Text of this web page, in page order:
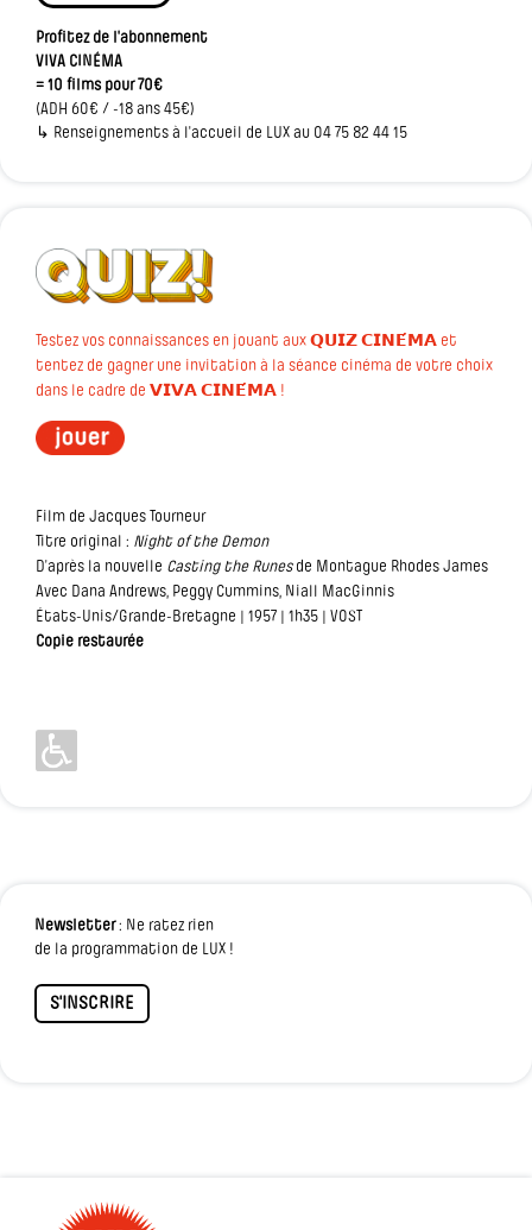
Profitez de l'abonnement
VIVA CINÉMA
= 10 films pour 70€
(ADH 60€ / -18 ans 45€)
↳ Renseignements à l'accueil de LUX au 04 75 82 44 15
Testez vos connaissances en jouant aux 𝗤𝗨𝗜𝗭 𝗖𝗜𝗡𝗘́𝗠𝗔 et
tentez de gagner une invitation à la séance cinéma de votre choix
dans le cadre de 𝗩𝗜𝗩𝗔 𝗖𝗜𝗡𝗘́𝗠𝗔 !
Film de Jacques Tourneur
Titre original : Night of the Demon
D’après la nouvelle Casting the Runesde Montague Rhodes James
Avec Dana Andrews, Peggy Cummins, Niall MacGinnis
États-Unis/Grande-Bretagne | 1957 | 1h35 | VOST
Copie restaurée
Newsletter: Ne ratez rien
de la programmation de LUX !
S'INSCRIRE